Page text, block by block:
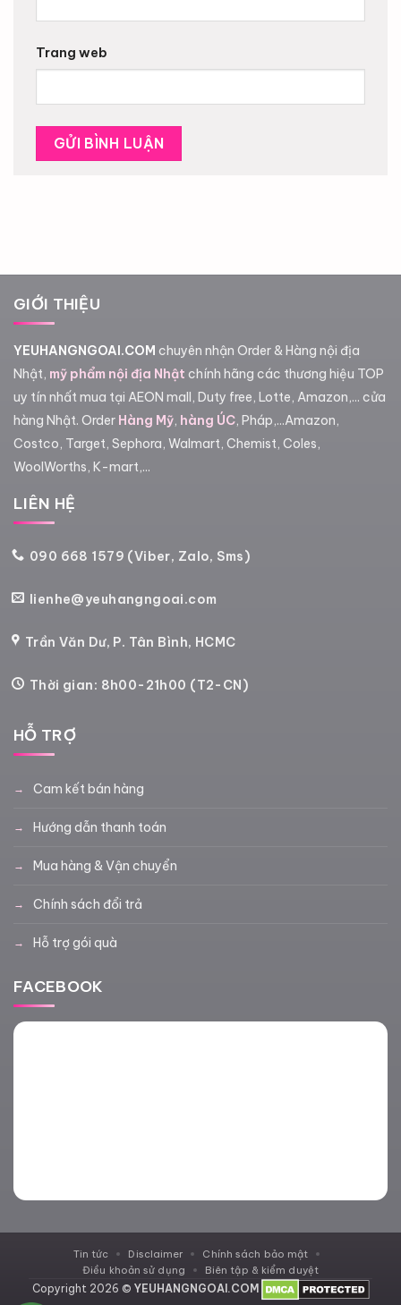
Trang web
GIỚI THIỆU
YEUHANGNGOAI.COM chuyên nhận Order & Hàng nội địa
Nhật, mỹ phẩm nội địa Nhật chính hãng các thương hiệu TOP
uy tín nhất mua tại AEON mall, Duty free, Lotte, Amazon,... cửa
hàng Nhật. Order Hàng Mỹ, hàng ÚC, Pháp,...Amazon,
Costco, Target, Sephora, Walmart, Chemist, Coles,
WoolWorths, K-mart,...
LIÊN HỆ
090 668 1579 (Viber, Zalo, Sms)
lienhe@yeuhangngoai.com
Trần Văn Dư, P. Tân Bình, HCMC
Thời gian: 8h00-21h00 (T2-CN)
HỖ TRỢ
Cam kết bán hàng
Hướng dẫn thanh toán
Mua hàng & Vận chuyển
Chính sách đổi trả
Hỗ trợ gói quà
FACEBOOK
Tin tức Disclaimer
Chính sách bảo mật
Điều khoản sử dụng
Biên tập & kiểm duyệt
Copyright 2026 © YEUHANGNGOAI.COM